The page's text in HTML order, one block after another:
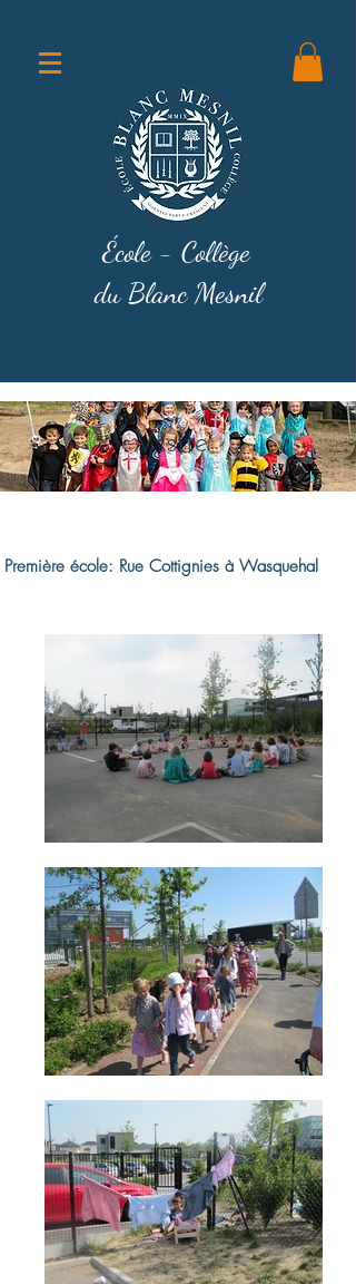
École - Collège
du Blanc Mesnil
Visite
Première école: Rue Cottignies à Wasquehal